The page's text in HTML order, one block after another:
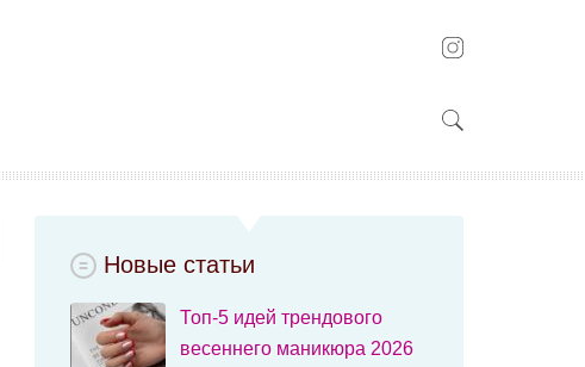
Новые статьи
Топ-5 идей трендового
весеннего маникюра 2026